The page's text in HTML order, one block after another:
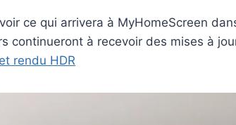
ce qui arrivera à MyHomeScreen
continueront à recevoir des mises à
rendu HDR